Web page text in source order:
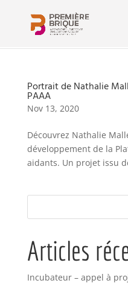
Portrait de Nathalie
PAAA
Nov 13, 2020
Découvrez Nathalie
développement de la
aidants. Un projet issu
Articles
Incubateur – appel à